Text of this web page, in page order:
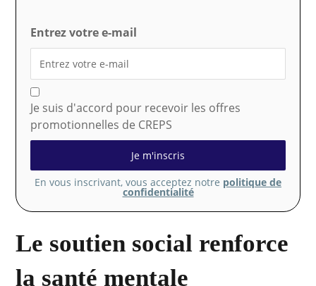
Entrez votre e-mail
Je suis d'accord pour recevoir les offres
promotionnelles de CREPS
En vous inscrivant, vous acceptez notre politique de
confidentialité
Le soutien social renforce
la santé mentale